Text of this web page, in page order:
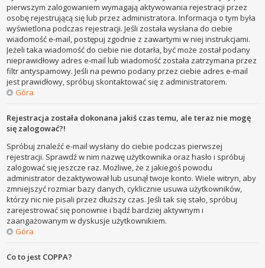
pierwszym zalogowaniem wymagają aktywowania rejestracji przez
osobę rejestrującą się lub przez administratora. Informacja o tym była
wyświetlona podczas rejestracji. Jeśli została wysłana do ciebie
wiadomość e-mail, postępuj zgodnie z zawartymi w niej instrukcjami.
Jeżeli taka wiadomość do ciebie nie dotarła, być może został podany
nieprawidłowy adres e-mail lub wiadomość została zatrzymana przez
filtr antyspamowy. Jeśli na pewno podany przez ciebie adres e-mail
jest prawidłowy, spróbuj skontaktować się z administratorem.
Góra
Rejestracja została dokonana jakiś czas temu, ale teraz nie mogę
się zalogować?!
Spróbuj znaleźć e-mail wysłany do ciebie podczas pierwszej
rejestracji. Sprawdź w nim nazwę użytkownika oraz hasło i spróbuj
zalogować się jeszcze raz. Możliwe, że z jakiegoś powodu
administrator dezaktywował lub usunął twoje konto. Wiele witryn, aby
zmniejszyć rozmiar bazy danych, cyklicznie usuwa użytkowników,
którzy nic nie pisali przez dłuższy czas. Jeśli tak się stało, spróbuj
zarejestrować się ponownie i bądź bardziej aktywnym i
zaangażowanym w dyskusje użytkownikiem.
Góra
Co to jest COPPA?